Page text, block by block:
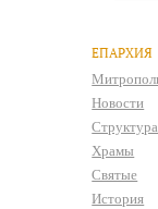
ЕПАРХИЯ
Новости
Структура
Храмы
Святые
История